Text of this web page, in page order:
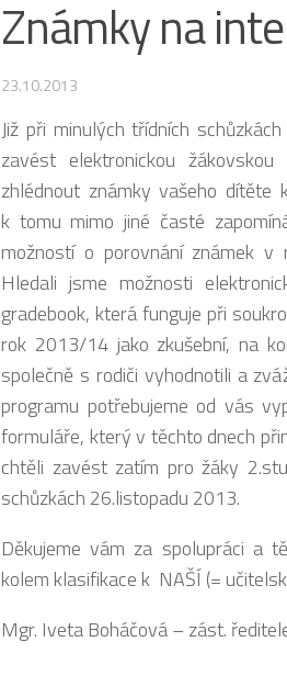
Známky na
23.10.2013
Již při minulých třídních
zavést elektronickou
zhlédnout známky vašeho dítěte
k tomu mimo jiné časté
možností o porovnání známek
Hledali jsme možnosti
gradebook, která funguje při
rok 2013/14 jako zkušební, na
společně s rodiči vyhodnotili a
programu potřebujeme od vás
formuláře, který v těchto dnech
chtěli zavést zatím pro žáky
schůzkách 26.listopadu 2013.
Děkujeme vám za spolupráci a
kolem klasifikace k NAŠÍ (=
Mgr. Iveta Boháčová – zást.